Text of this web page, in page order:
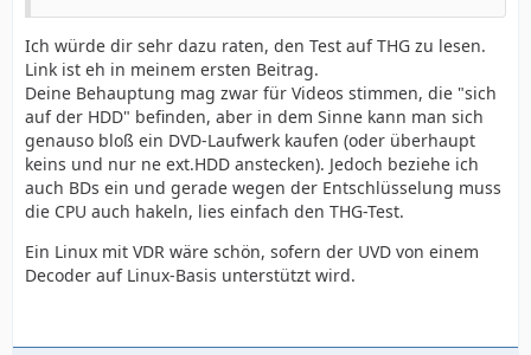
Ich würde dir sehr dazu raten, den Test auf THG zu lesen.
Link ist eh in meinem ersten Beitrag.
Deine Behauptung mag zwar für Videos stimmen, die "sich
auf der HDD" befinden, aber in dem Sinne kann man sich
genauso bloß ein DVD-Laufwerk kaufen (oder überhaupt
keins und nur ne ext.HDD anstecken). Jedoch beziehe ich
auch BDs ein und gerade wegen der Entschlüsselung muss
die CPU auch hakeln, lies einfach den THG-Test.
Ein Linux mit VDR wäre schön, sofern der UVD von einem
Decoder auf Linux-Basis unterstützt wird.